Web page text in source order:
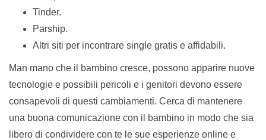
Tinder.
Parship.
Altri siti per incontrare single gratis e affidabili.
Man mano che il bambino cresce, possono apparire nuove
tecnologie e possibili pericoli e i genitori devono essere
consapevoli di questi cambiamenti. Cerca di mantenere
una buona comunicazione con il bambino in modo che sia
libero di condividere con te le sue esperienze online e